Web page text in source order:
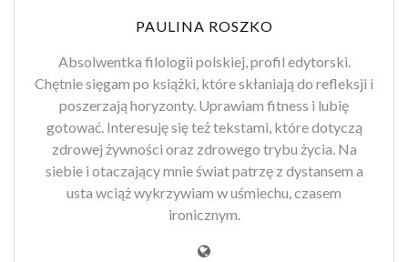
PAULINA ROSZKO
Absolwentka filologii polskiej, profil edytorski.
Chętnie sięgam po książki, które skłaniają do refleksji i
poszerzają horyzonty. Uprawiam fitness i lubię
gotować. Interesuję się też tekstami, które dotyczą
zdrowej żywności oraz zdrowego trybu życia. Na
siebie i otaczający mnie świat patrzę z dystansem a
usta wciąż wykrzywiam w uśmiechu, czasem
ironicznym.